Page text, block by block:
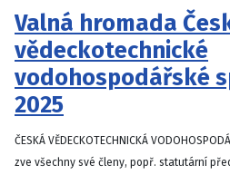
Valná hromada
vědeckotechnické
vodohospodářské
2025
ČESKÁ VĚDECKOTECHNICKÁ
zve všechny své členy, popř. statutární